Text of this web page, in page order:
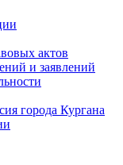
актов
и заявлений
города Кургана